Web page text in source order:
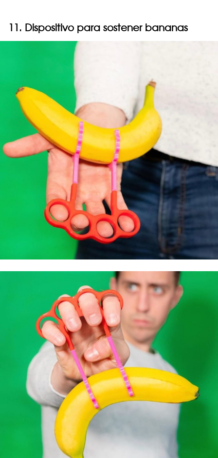
11. Dispositivo para sostener bananas